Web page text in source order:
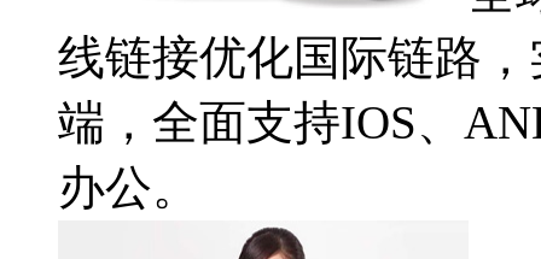
线链接优化国际链路
端，全面支持IOS、
办公。